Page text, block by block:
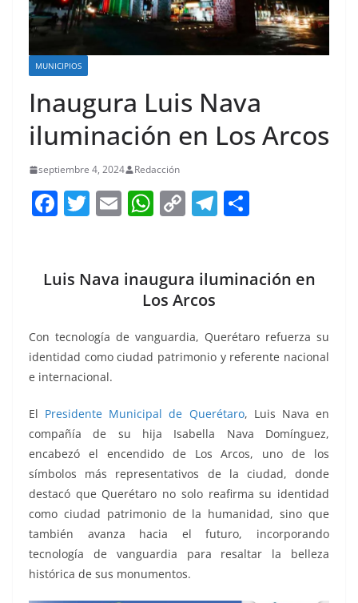
MUNICIPIOS
Inaugura Luis Nava
iluminación en Los Arcos
septiembre 4, 2024 Redacción
F
e
o
o
k
T
er
E
l
W
s
A
p
p
C
y
Li
n
k
T
gr
m
e
Luis Nava inaugura iluminación en
Los Arcos
Con tecnología de vanguardia, Querétaro refuerza su
identidad como ciudad patrimonio y referente nacional
e internacional.
El Presidente Municipal de Querétaro, Luis Nava en
compañía de su hija Isabella Nava Domínguez,
encabezó el encendido de Los Arcos, uno de los
símbolos más representativos de la ciudad, donde
destacó que Querétaro no solo reafirma su identidad
como ciudad patrimonio de la humanidad, sino que
también avanza hacia el futuro, incorporando
tecnología de vanguardia para resaltar la belleza
histórica de sus monumentos.